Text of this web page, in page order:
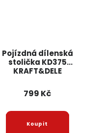
Pojízdná dílenská
stolička KD375
KRAFT&DELE
799 Kč